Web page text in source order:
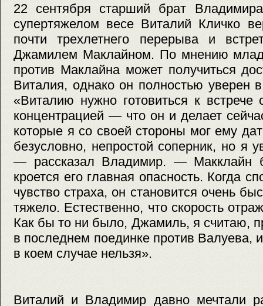
22 сентября старший брат
супертяжелом весе Виталий Кличко
почти трехлетнего перерыва и
Джамилем Маклайном. По мнению
против Маклайна может получиться
Виталия, однако он полностью уверен
«Виталию нужно готовиться к
концентрацией — что он и делает
которые я со своей стороны мог ему
безусловно, непростой соперник, но я
— рассказал Владимир. — Макклайн
кроется его главная опасность. Когда
чувство страха, он становится очень
тяжело. Естественно, что скорость
Как бы то ни было, Джамиль, я считаю,
в последнем поединке против Валуева,
в коем случае нельзя».
Виталий и Владимир давно мечтали